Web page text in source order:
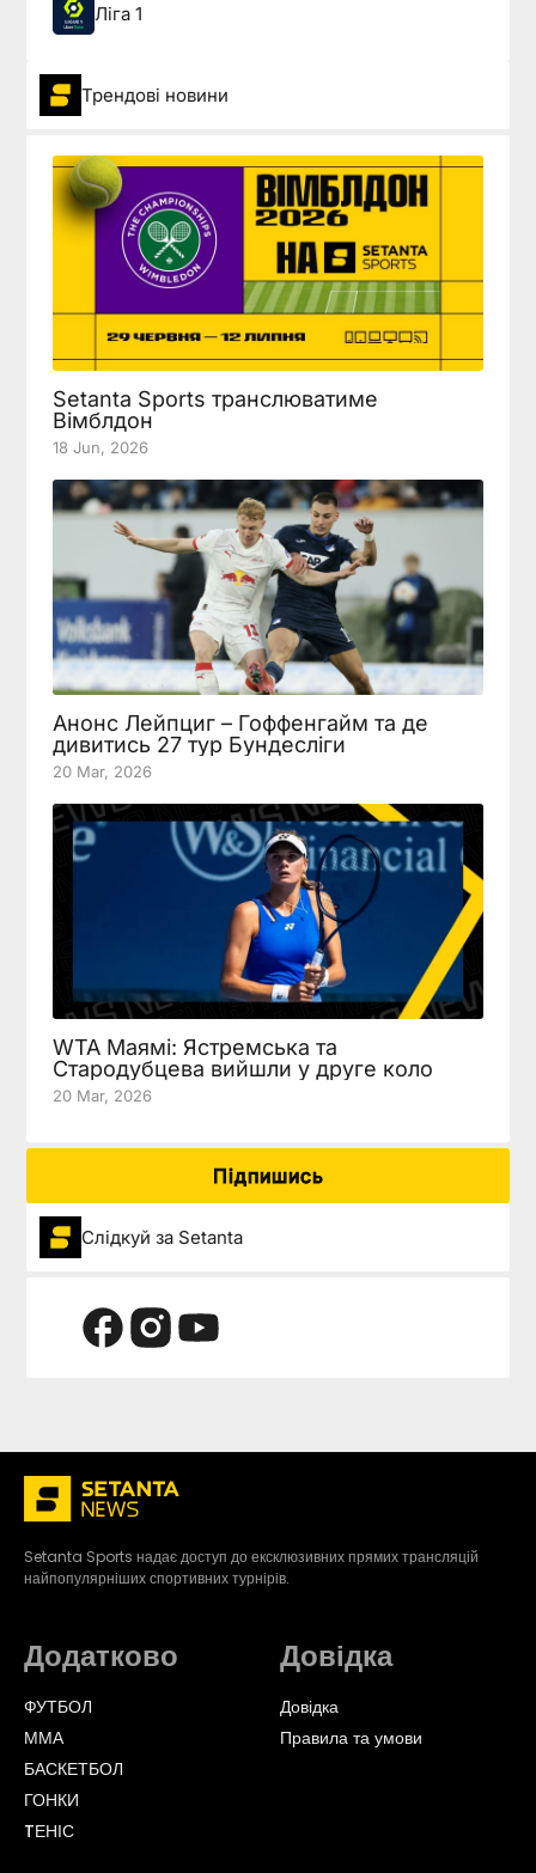
Ліга 1
Трендові новини
Setanta Sports транслюватиме
Вімблдон
18 Jun, 2026
Анонс Лейпциг – Гоффенгайм та де
дивитись 27 тур Бундесліги
20 Mar, 2026
WTA Маямі: Ястремська та
Стародубцева вийшли у друге коло
20 Mar, 2026
Підпишись
Слідкуй за Setanta
Setanta Sports надає доступ до ексклюзивних прямих трансляцій
найпопулярніших спортивних турнірів.
Додатково
ФУТБОЛ
ММА
БАСКЕТБОЛ
ГОНКИ
TЕНІС
Довідка
Довідка
Правила та умови